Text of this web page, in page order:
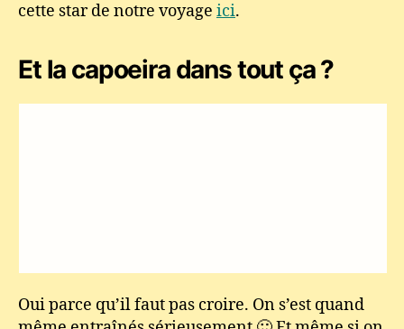
cette star de notre voyage ici.
Et la capoeira dans tout ça ?
Oui parce qu’il faut pas croire. On s’est quand